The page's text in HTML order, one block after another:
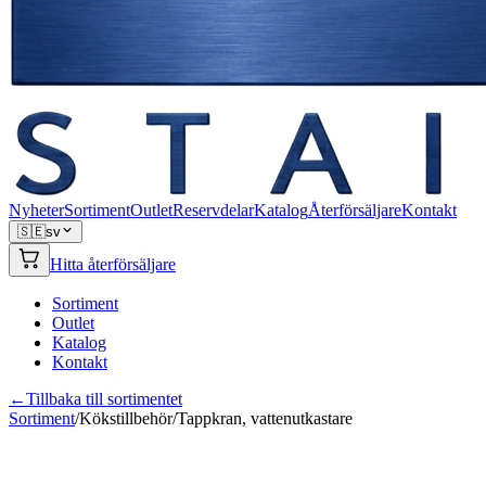
NyheterSortimentOutletReservdelarKatalogÅterförsäljareKontakt
🇸🇪sv
Hitta återförsäljare
Sortiment
Outlet
Katalog
Kontakt
←Tillbaka till sortimentet
Sortiment/Kökstillbehör/Tappkran, vattenutkastare